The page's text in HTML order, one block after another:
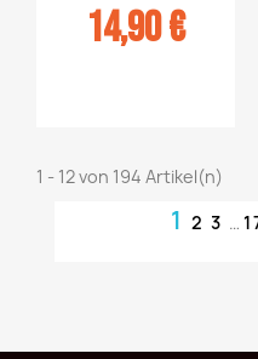
14,90 €
panier1 - 12 von 194 Artikel(n)
1 2 3 …